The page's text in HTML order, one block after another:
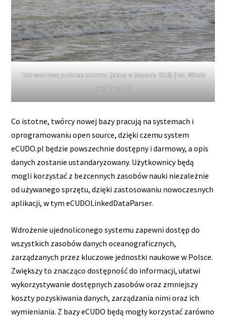
Fale wiatrowe podczas sztormu (plaża w Sopocie 2016) (Fot. Witold
Cieślikiewicz).
Co istotne, twórcy nowej bazy pracują na systemach i
oprogramowaniu open source, dzięki czemu system
eCUDO.pl będzie powszechnie dostępny i darmowy, a opis
danych zostanie ustandaryzowany. Użytkownicy będą
mogli korzystać z bezcennych zasobów nauki niezależnie
od używanego sprzętu, dzięki zastosowaniu nowoczesnych
aplikacji, w tym eCUDOLinkedDataParser.
Wdrożenie ujednoliconego systemu zapewni dostęp do
wszystkich zasobów danych oceanograficznych,
zarządzanych przez kluczowe jednostki naukowe w Polsce.
Zwiększy to znacząco dostępność do informacji, ułatwi
wykorzystywanie dostępnych zasobów oraz zmniejszy
koszty pozyskiwania danych, zarządzania nimi oraz ich
wymieniania. Z bazy eCUDO będą mogły korzystać zarówno